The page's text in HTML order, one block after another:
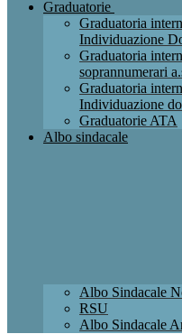
Graduatorie
Graduatoria
Individuazione
Graduatoria
soprannumerari
Graduatoria
Individuazione
Graduatorie ATA
Albo sindacale
Albo Sindacale
RSU
Albo Sindacale